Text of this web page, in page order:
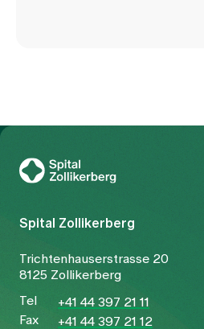
Spital Zollikerberg
Trichtenhauserstrasse 20
8125 Zollikerberg
Tel
+41 44 397 21 11
Fax
+41 44 397 21 12